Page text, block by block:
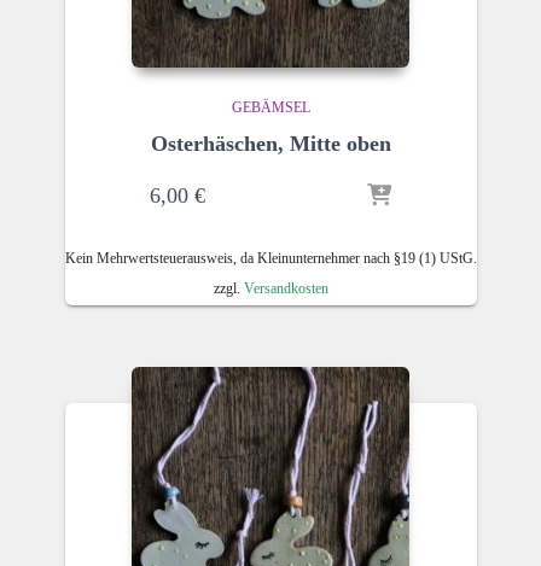
GEBÄMSEL
Osterhäschen, Mitte oben
6,00 €
Kein Mehrwertsteuerausweis, da Kleinunternehmer nach §19 (1) UStG.
zzgl. Versandkosten